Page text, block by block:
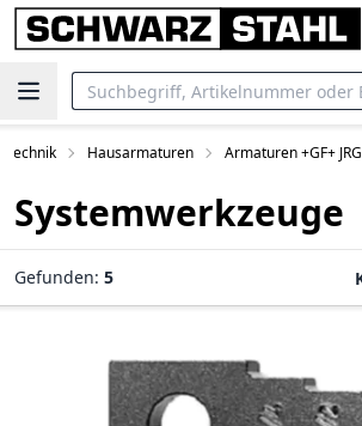
Hausarmaturen Armaturen +GF+ JRG
Systemwerkzeuge
Gefunden: 5